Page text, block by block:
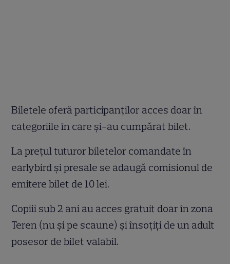
Biletele oferă participanților acces doar în
categoriile în care și-au cumpărat bilet.
La prețul tuturor biletelor comandate în
earlybird și presale se adaugă comisionul de
emitere bilet de 10 lei.
Copiii sub 2 ani au acces gratuit doar în zona
Teren (nu și pe scaune) și însoțiți de un adult
posesor de bilet valabil.